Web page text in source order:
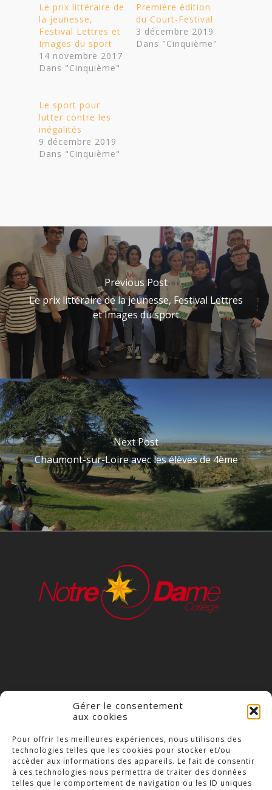
Gérer le consentement
aux cookies
Pour offrir les meilleures expériences, nous utilisons des
technologies telles que les cookies pour stocker et/ou
accéder aux informations des appareils. Le fait de consentir
à ces technologies nous permettra de traiter des données
telles que le comportement de navigation ou les ID uniques
Le prix littéraire de
la jeunesse,
Festival Lettres et
Images du sport
14 novembre 2017
Dans "Cinquième"
Première édition
du Court-Festival
3 décembre 2019
Dans "Cinquième"
Le sport pour
lutter contre les
inégalités
9 décembre 2019
Dans "Cinquième"
Previous Post
Le prix littéraire de la jeunesse, Festival Lettres
et Images du sport
Next Post
Chaumont-sur-Loire avec les élèves de 4ème
COLLÈGE NOTRE DAME
23 Place Saint-Jean,
79300 Bressuire